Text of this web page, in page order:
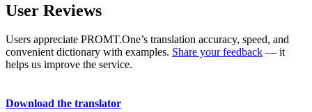
User Reviews
Users appreciate PROMT.One’s translation accuracy, speed, and
convenient dictionary with examples. Share your feedback — it
helps us improve the service.
Download the translator